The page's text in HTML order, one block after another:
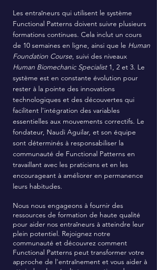
Les entraîneurs qui utilisent le système
Functional Patterns doivent suivre plusieurs
formations continues. Cela inclut un cours
de 10 semaines en ligne, ainsi que le Human
Foundation Course, suivi des niveaux
Human Biomechanic Specialist1, 2 et 3. Le
système est en constante évolution pour
rester à la pointe des innovations
technologiques et des découvertes qui
facilitent l'intégration des variables
essentielles aux mouvements correctifs. Le
fondateur, Naudi Aguilar, et son équipe
sont déterminés à responsabiliser la
communauté de Functional Patterns en
travaillant avec les praticiens et en les
encourageant à améliorer en permanence
leurs habitudes.
Nous nous engageons à fournir des
ressources de formation de haute qualité
pour aider nos entraîneurs à atteindre leur
plein potentiel. Rejoignez notre
communauté et découvrez comment
Functional Patterns peut transformer votre
approche de l'entraînement et vous aider à